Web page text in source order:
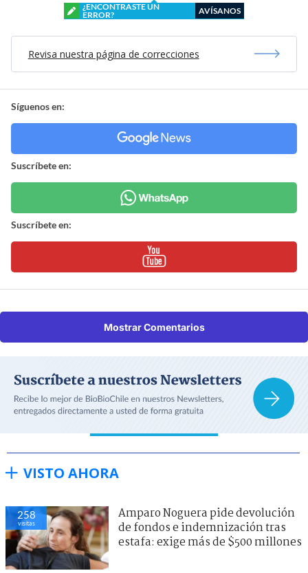
¿ENCONTRASTE UN
ERROR?
AVÍSANOS
Revisa nuestra página de correcciones
Síguenos en:
Suscríbete en:
Suscríbete en:
Mostrar Comentarios
VISTO AHORA
258
visitas
Amparo Noguera pide devolución
de fondos e indemnización tras
estafa: exige más de $500 millones